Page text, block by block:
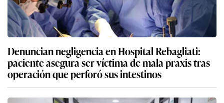
Denuncian negligencia en Hospital Rebagliati:
paciente asegura ser víctima de mala praxis tras
operación que perforó sus intestinos